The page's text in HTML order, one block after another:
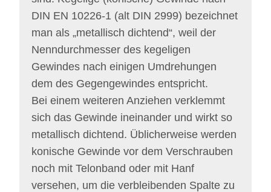
DIN EN 10226-1 (alt DIN 2999) bezeichnet
man als „metallisch dichtend“, weil der
Nenndurchmesser des kegeligen
Gewindes nach einigen Umdrehungen
dem des Gegengewindes entspricht.
Bei einem weiteren Anziehen verklemmt
sich das Gewinde ineinander und wirkt so
metallisch dichtend. Üblicherweise werden
konische Gewinde vor dem Verschrauben
noch mit Telonband oder mit Hanf
versehen, um die verbleibenden Spalte zu